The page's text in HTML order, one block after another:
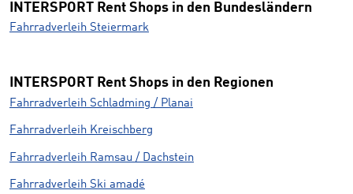
INTERSPORT Rent Shops in den Bundesländern
Fahrradverleih Steiermark
INTERSPORT Rent Shops in den Regionen
Fahrradverleih Schladming / Planai
Fahrradverleih Kreischberg
Fahrradverleih Ramsau / Dachstein
Fahrradverleih Ski amadé